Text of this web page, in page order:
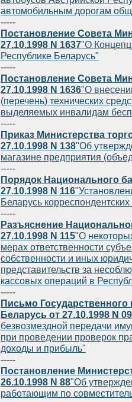
автомобильным дорогам
-----
Постановление Совета
27.10.1998 N 1637"О
Республике Беларусь"
-----
Постановление Совета
27.10.1998 N 1636"О
(перечень) технических
выделяемых инвалидам
-----
Приказ Министерства
27.10.1998 N 138"Об
магазине предприятия
-----
Порядок Национального
27.10.1998 N 116
Беларусь
-----
Разъяснение
27.10.1998 N 115"О
мерах ответственности
собственности и иных
представительств за
кассовых операций в
-----
Письмо Государственного
Беларусь от 27.10.1998 N
безвозмездной передачи
при проведении проверок
доходы и прибыль"
-----
Постановление
26.10.1998 N 88"Об
работающим по